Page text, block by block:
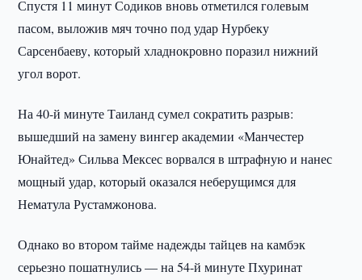
Спустя 11 минут Содиков вновь отметился голевым
пасом, выложив мяч точно под удар Нурбеку
Сарсенбаеву, который хладнокровно поразил нижний
угол ворот.
На 40-й минуте Таиланд сумел сократить разрыв:
вышедший на замену вингер академии «Манчестер
Юнайтед» Сильва Мексес ворвался в штрафную и нанес
мощный удар, который оказался неберущимся для
Нематула Рустамжонова.
Однако во втором тайме надежды тайцев на камбэк
серьезно пошатнулись — на 54-й минуте Пхуринат